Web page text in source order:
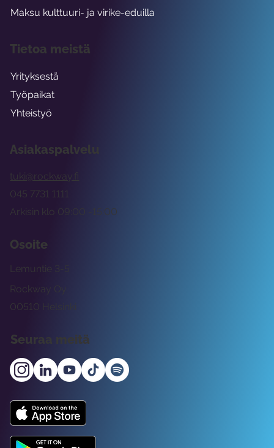
Asiakaspalvelu
tuki@rockway.fi
Arkisin klo 09:00 -15:00
045 7731 1111
Osoite
Rockway Oy
Lemuntie 3-5
00510 Helsinki
Seuraa meitä
Maksu kulttuuri- ja virike-eduilla
Tietoa meistä
Yrityksestä
Työpaikat
Yhteistyö